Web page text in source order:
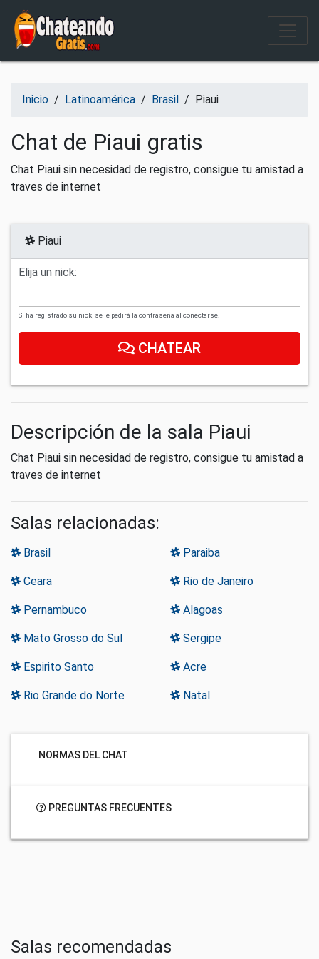
Salir del contenido
Inicio / Latinoamérica / Brasil / Piaui
Chat de Piaui gratis
Chat Piaui sin necesidad de registro, consigue tu amistad a
traves de internet
Piaui
Elija un nick:
Si ha registrado su nick, se le pedirá la contraseña al conectarse.
CHATEAR
Descripción de la sala Piaui
Chat Piaui sin necesidad de registro, consigue tu amistad a
traves de internet
Salas relacionadas:
Brasil Paraiba
Ceara Rio de Janeiro
Pernambuco Alagoas
Mato Grosso do Sul Sergipe
Espirito Santo Acre
Rio Grande do Norte Natal
NORMAS DEL CHAT
PREGUNTAS FRECUENTES
Salas recomendadas